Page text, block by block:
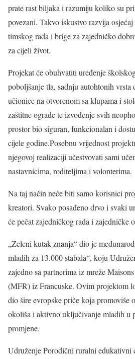
prate rast biljaka i razumiju koliko su
povezani. Takvo iskustvo razvija
timskog rada i brige za zajedničko
za cijeli život.
Projekat će obuhvatiti uređenje
poboljšanje tla, sadnju autohtonih
učionice na otvorenom sa klupama i
zaštitne ograde te izvođenje svih
prostor bio siguran, funkcionalan i
cijele godine.Posebnu vrijednost
njegovoj realizaciji učestvovati sami
nastavnicima, roditeljima i volonterima.
Na taj način neće biti samo korisnici
kreatori. Svako posađeno drvo i svaki
će pečat zajedničkog rada i zajedničke
„Zeleni kutak znanja“ dio je
mladih za 13.000 stabala“, koju
zajedno sa partnerima iz mreže
(MFR) iz Francuske. Ovim projektom
dio šire evropske priče koja promoviše
okoliša i aktivno uključivanje mladih u
promjene.
Udruženje Porodični ruralni